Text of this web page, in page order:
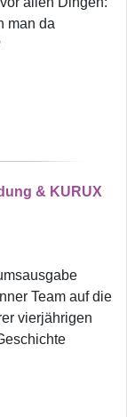
man da
& KURUX
Team auf die
vierjährigen